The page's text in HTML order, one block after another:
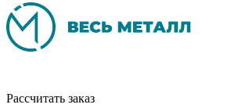
Рассчитать заказ